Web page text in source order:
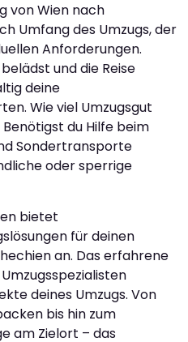
von Wien nach
Umfang des Umzugs, der
Anforderungen.
und die Reise
deine
Wie viel Umzugsgut
du Hilfe beim
Sondertransporte
oder sperrige
bietet
für deinen
an. Das erfahrene
deines Umzugs. Von
bis hin zum
am Zielort – das